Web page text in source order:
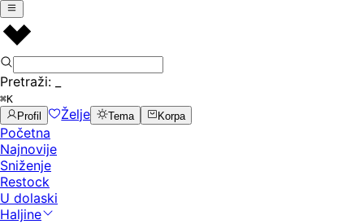
Pretraži:
⌘K
Profil
Želje Tema Korpa
Početna
Najnovije
Sniženje
Restock
U dolaski
Haljine